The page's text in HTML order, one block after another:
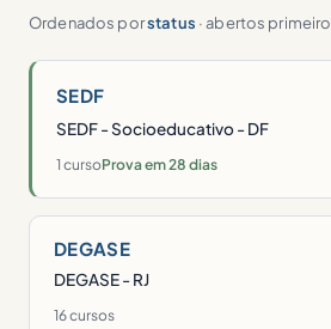
Ordenados porstatus · abertos primeiro
SEDF
SEDF - Socioeducativo - DF
1 cursoProva em 28 dias
DEGASE
DEGASE - RJ
16 cursos